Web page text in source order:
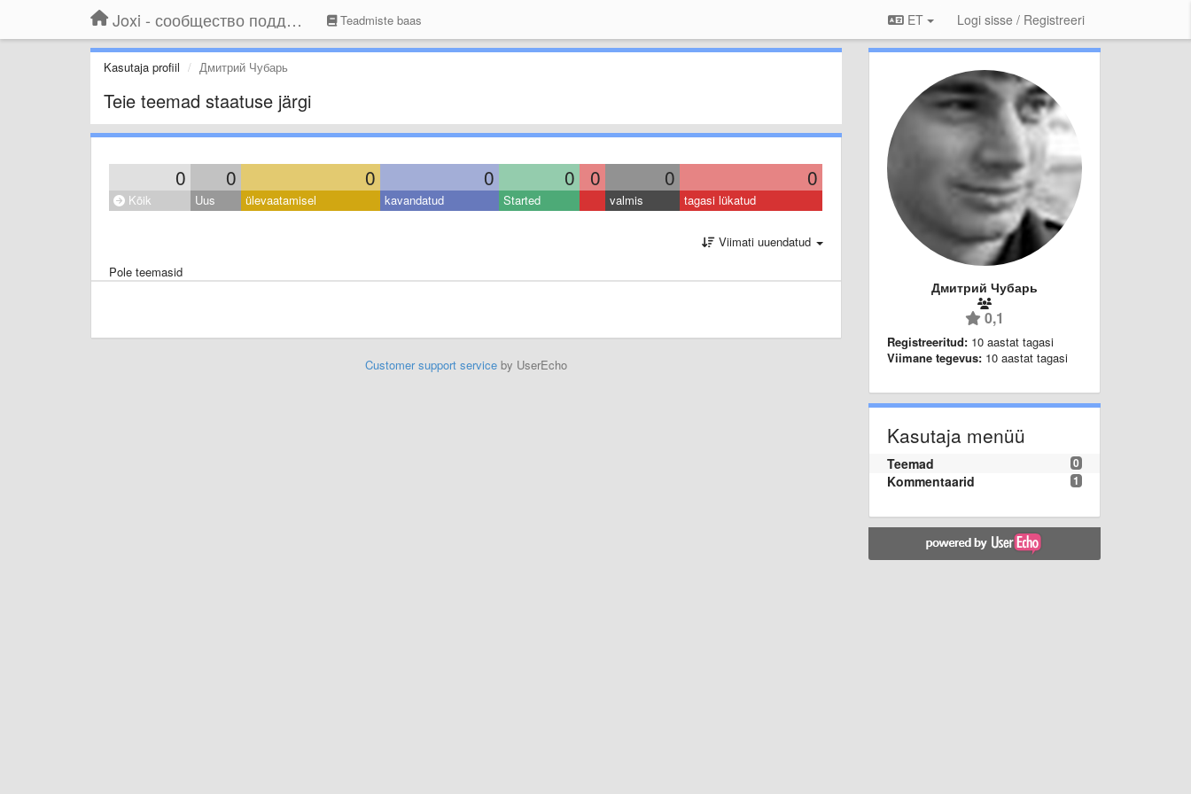
Joxi - сообщество поддержки Teadmiste baas ET Logi sisse / Registreeri
Kasutaja profiil Дмитрий Чубарь
Teie teemad staatuse järgi
0 0 0 0 0 0 0 0
Kõik Uus ülevaatamisel kavandatud Started valmis tagasi lükatud
Viimati uuendatud
Pole teemasid
Customer support serviceby UserEcho
Дмитрий Чубарь
0,1
Registreeritud: 10 aastat tagasi
Viimane tegevus: 10 aastat tagasi
Kasutaja menüü
0
Teemad
1
Kommentaarid